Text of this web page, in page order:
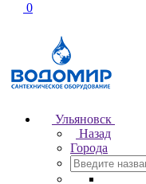
0
Ульяновск
Назад
Города